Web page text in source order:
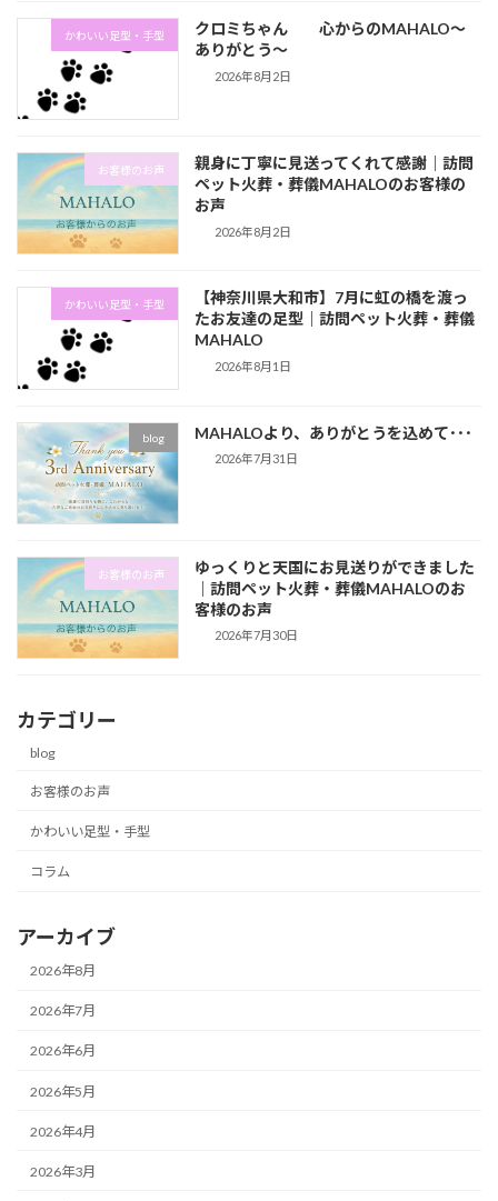
かわいい足型・手型
クロミちゃん 心からのMAHALO～
ありがとう～
2026年8月2日
お客様のお声
親身に丁寧に見送ってくれて感謝｜訪問
ペット火葬・葬儀MAHALOのお客様の
お声
2026年8月2日
かわいい足型・手型
【神奈川県大和市】7月に虹の橋を渡っ
たお友達の足型｜訪問ペット火葬・葬儀
MAHALO
2026年8月1日
blog MAHALOより、ありがとうを込めて･･･
2026年7月31日
お客様のお声
ゆっくりと天国にお見送りができました
｜訪問ペット火葬・葬儀MAHALOのお
客様のお声
2026年7月30日
カテゴリー
blog
お客様のお声
かわいい足型・手型
コラム
アーカイブ
2026年8月
2026年7月
2026年6月
2026年5月
2026年4月
2026年3月